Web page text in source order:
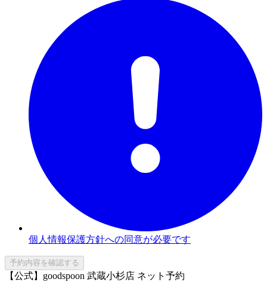
個人情報保護方針への同意が必要です
予約内容を確認する
【公式】goodspoon 武蔵小杉店 ネット予約